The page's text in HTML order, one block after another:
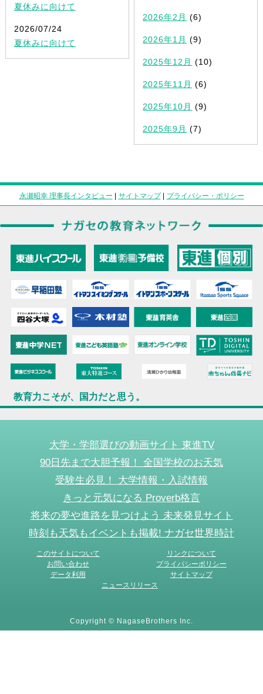
夏休みに向けて
2026/07/24
夏休みに向けて
2026年2月 (6)
2026年1月 (9)
2025年12月 (10)
2025年11月 (6)
2025年10月 (9)
2025年9月 (7)
永瀬昭幸 理事長インタビュー | サイトマップ| プライバシー・ポリシー
教育力こそが、国力だと思う。
大学・学部選びの動画サイト 東進TV
90日先まで大胆予報！ 全国学校のお天気
受験生必見！ 大学情報・入試情報
きっと元気になる Proverb格言
将来の夢や進路を見つけよう 未来発見サイト
時刻も天気もイベントも掲載! ナガセ世界時計
このサイトについて
リンクについて
お問い合わせ
プライバシーポリシー
データ利用
サイトマップ
ニュースリリース
Copyright © NagaseBrothers Inc.